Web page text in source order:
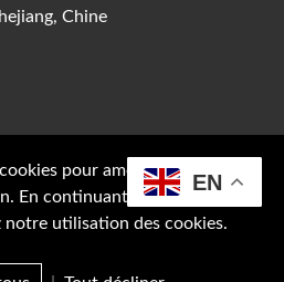
pour améliorer votre
En continuant à utiliser Ce site
notre utilisation des cookies.
Chine
GRL PAR :JUNJ
EN